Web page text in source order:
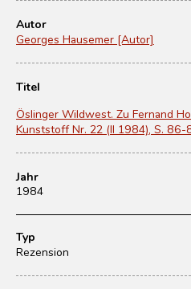
Autor
Georges Hausemer [Autor]
Titel
Öslinger Wildwest. Zu Fernand
Kunststoff Nr. 22 (II 1984), S. 86-
Jahr
1984
Typ
Rezension